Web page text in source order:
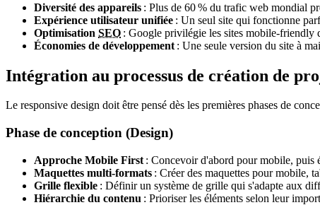
Diversité des appareils : Plus de 60 % du trafic web mondial
Expérience utilisateur unifiée : Un seul site qui fonctionne
Optimisation SEO : Google privilégie les sites mobile-friendly
Économies de développement : Une seule version du site à
Intégration au processus de création de
Le responsive design doit être pensé dès les premières phases de
Phase de conception (Design)
Approche Mobile First : Concevoir d'abord pour mobile, puis
Maquettes multi-formats : Créer des maquettes pour mobile,
Grille flexible : Définir un système de grille qui s'adapte aux
Hiérarchie du contenu : Prioriser les éléments selon leur